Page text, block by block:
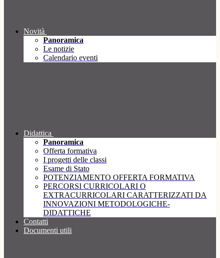
Novità
Panoramica
Le notizie
Calendario eventi
Didattica
Panoramica
Offerta formativa
I progetti delle classi
Esame di Stato
POTENZIAMENTO OFFERTA FORMATIVA
PERCORSI CURRICOLARI O
EXTRACURRICOLARI CARATTERIZZATI DA
INNOVAZIONI METODOLOGICHE-
DIDATTICHE
Contatti
Documenti utili